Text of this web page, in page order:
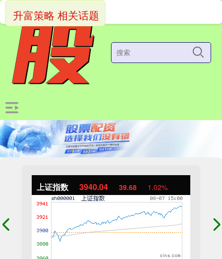
上证指数 3940.04 39.68 1.02%
升富策略 相关话题